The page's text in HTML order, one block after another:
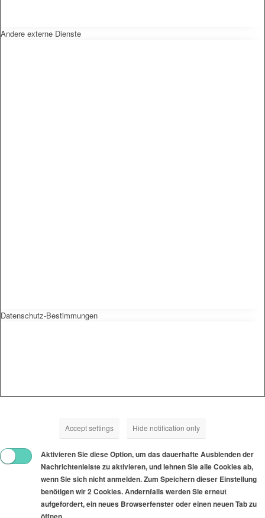
Andere externe Dienste
Datenschutz-Bestimmungen
Accept settings Hide notification only
Aktivieren Sie diese Option, um das dauerhafte Ausblenden der
Nachrichtenleiste zu aktivieren, und lehnen Sie alle Cookies ab,
wenn Sie sich nicht anmelden. Zum Speichern dieser Einstellung
benötigen wir 2 Cookies. Andernfalls werden Sie erneut
aufgefordert, ein neues Browserfenster oder einen neuen Tab zu